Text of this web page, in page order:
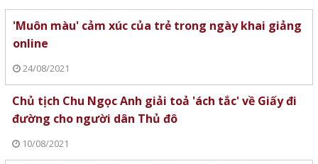
'Muôn màu' cảm xúc của trẻ trong ngày khai giảng
online
24/08/2021
Chủ tịch Chu Ngọc Anh giải toả 'ách tắc' về Giấy đi
đường cho người dân Thủ đô
10/08/2021